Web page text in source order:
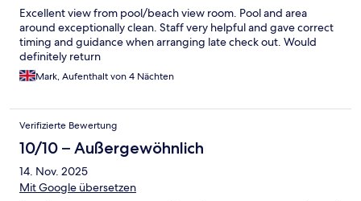
Excellent view from pool/beach view room. Pool and area
around exceptionally clean. Staff very helpful and gave correct
timing and guidance when arranging late check out. Would
definitely return
Mark, Aufenthalt von 4 Nächten
Verifizierte Bewertung
10/10 – Außergewöhnlich
14. Nov. 2025
Mit Google übersetzen